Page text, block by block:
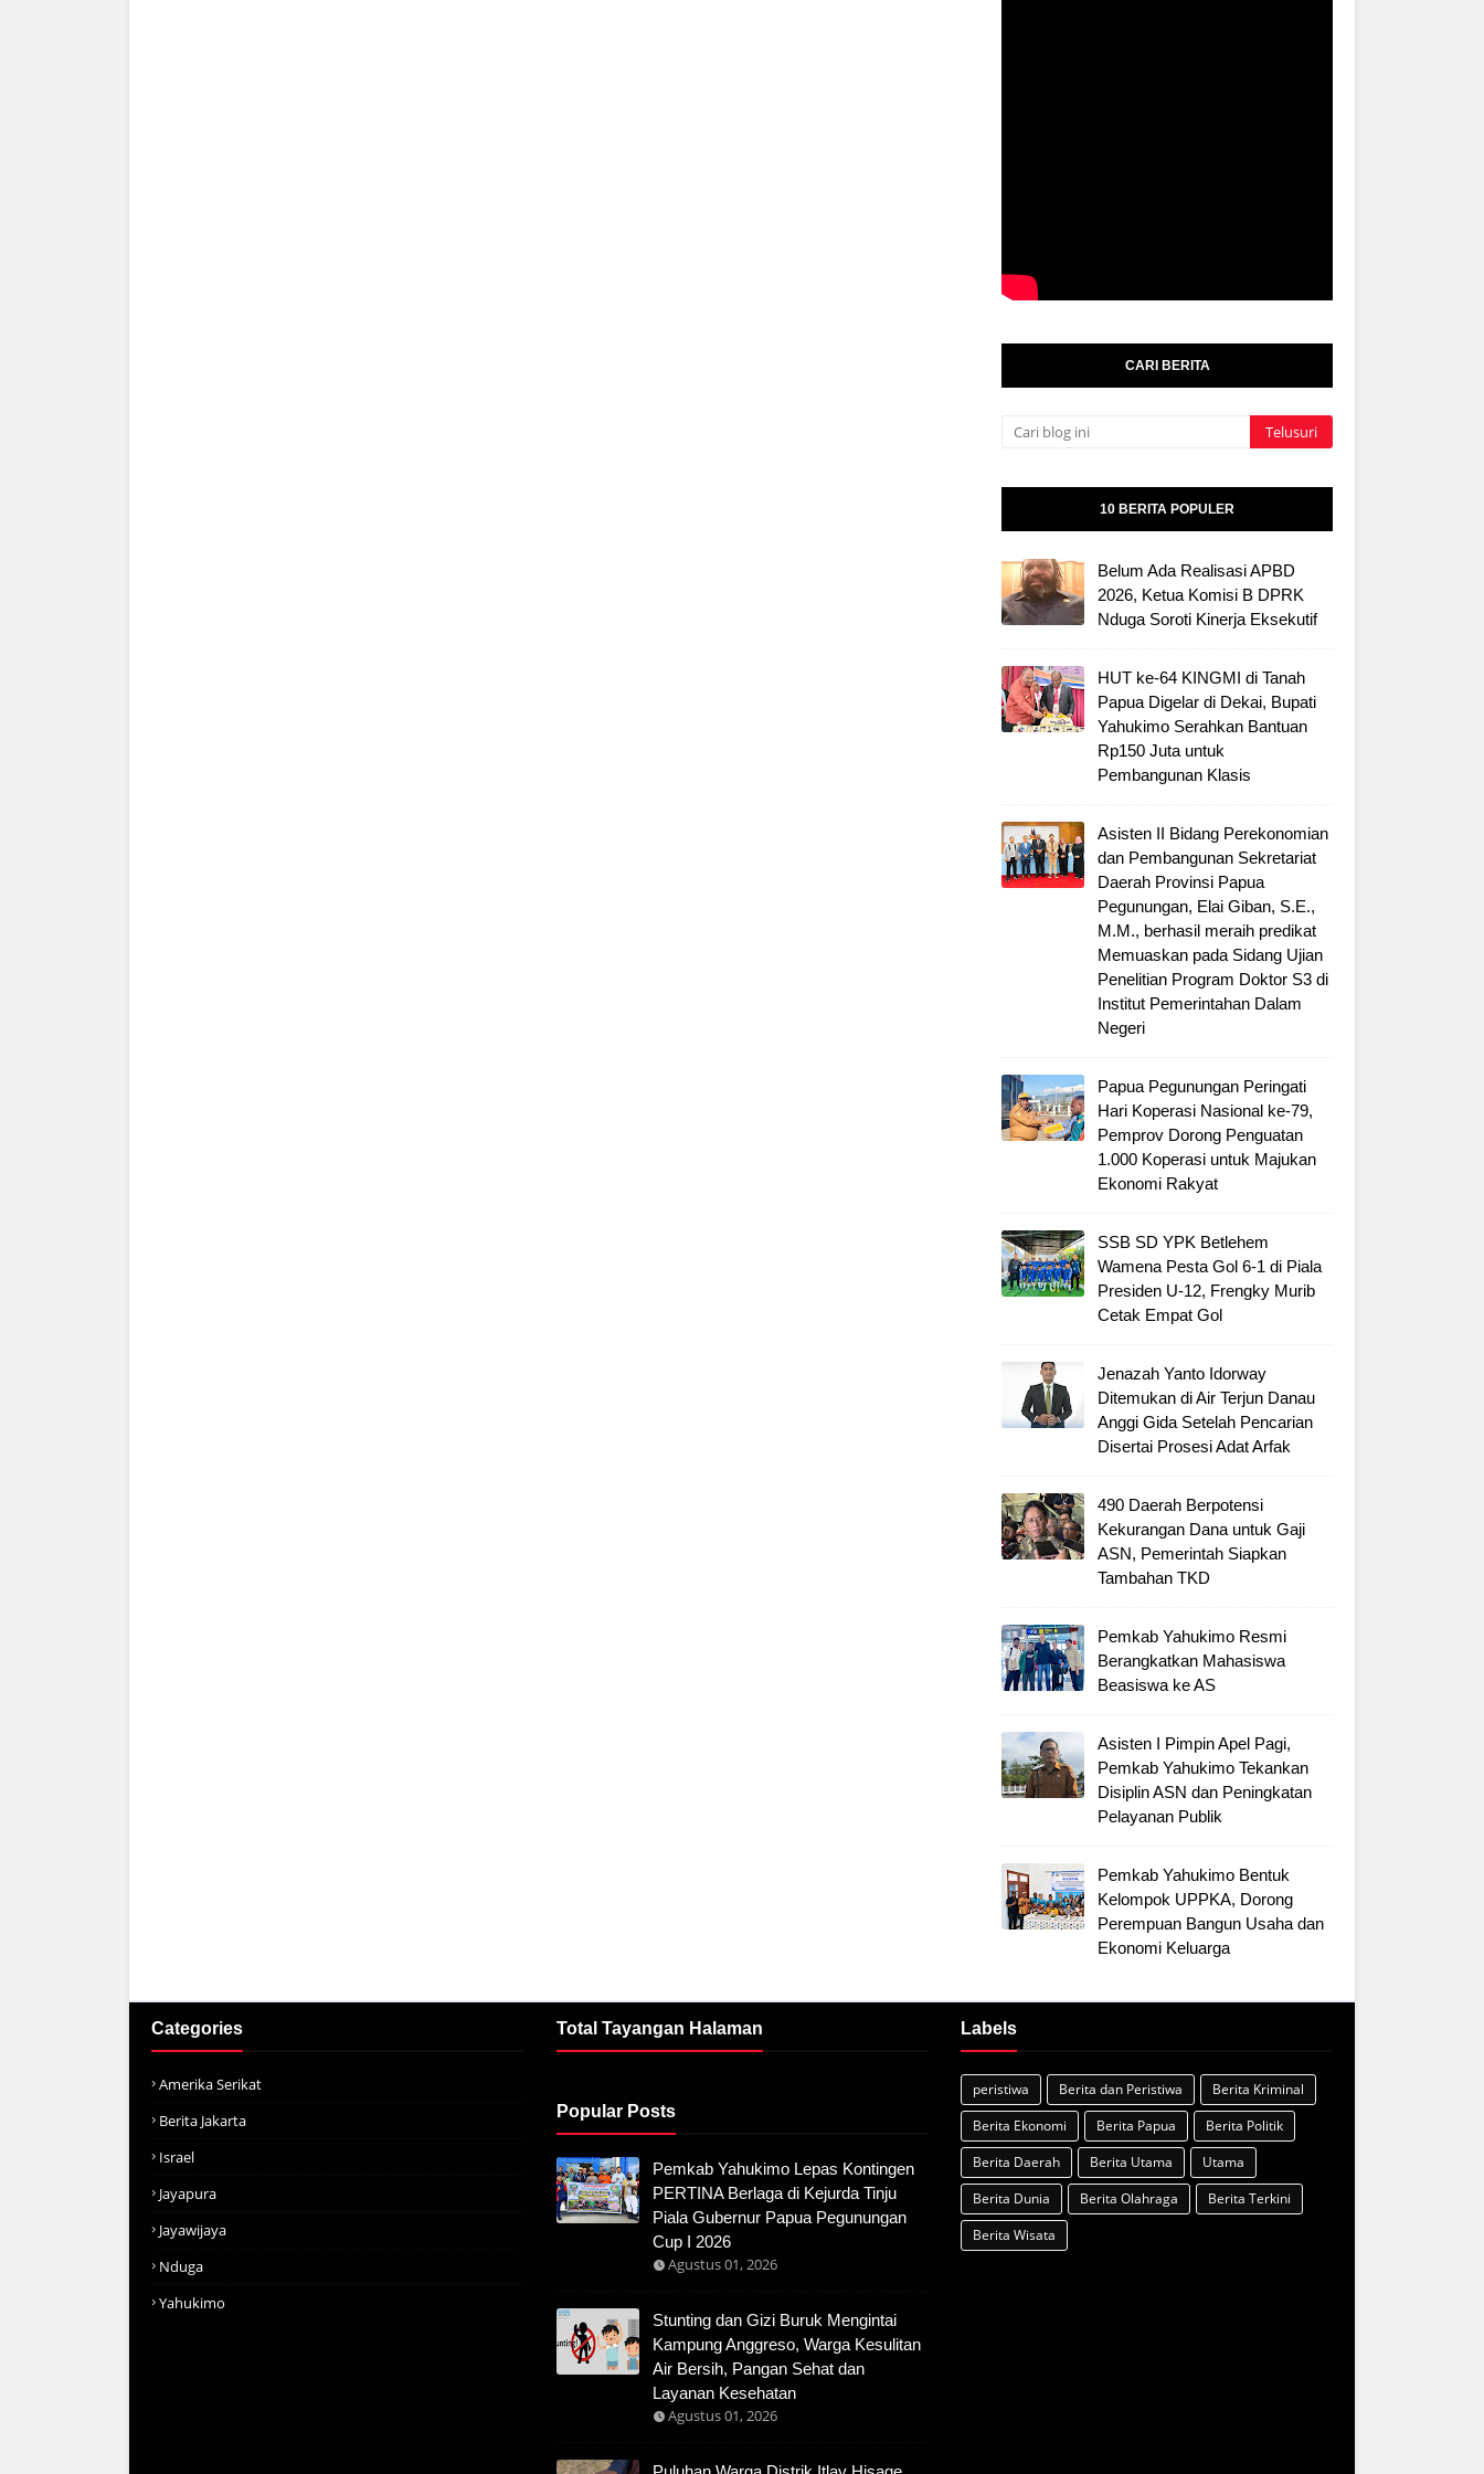
CARI BERITA
10 BERITA POPULER
Belum Ada Realisasi APBD
2026, Ketua Komisi B DPRK
Nduga Soroti Kinerja Eksekutif
HUT ke-64 KINGMI di Tanah
Papua Digelar di Dekai, Bupati
Yahukimo Serahkan Bantuan
Rp150 Juta untuk
Pembangunan Klasis
Asisten II Bidang Perekonomian
dan Pembangunan Sekretariat
Daerah Provinsi Papua
Pegunungan, Elai Giban, S.E.,
M.M., berhasil meraih predikat
Memuaskan pada Sidang Ujian
Penelitian Program Doktor S3 di
Institut Pemerintahan Dalam
Negeri
Papua Pegunungan Peringati
Hari Koperasi Nasional ke-79,
Pemprov Dorong Penguatan
1.000 Koperasi untuk Majukan
Ekonomi Rakyat
SSB SD YPK Betlehem
Wamena Pesta Gol 6-1 di Piala
Presiden U-12, Frengky Murib
Cetak Empat Gol
Jenazah Yanto Idorway
Ditemukan di Air Terjun Danau
Anggi Gida Setelah Pencarian
Disertai Prosesi Adat Arfak
490 Daerah Berpotensi
Kekurangan Dana untuk Gaji
ASN, Pemerintah Siapkan
Tambahan TKD
Pemkab Yahukimo Resmi
Berangkatkan Mahasiswa
Beasiswa ke AS
Asisten I Pimpin Apel Pagi,
Pemkab Yahukimo Tekankan
Disiplin ASN dan Peningkatan
Pelayanan Publik
Pemkab Yahukimo Bentuk
Kelompok UPPKA, Dorong
Perempuan Bangun Usaha dan
Ekonomi Keluarga
Categories
Amerika Serikat
Berita Jakarta
Israel
Jayapura
Jayawijaya
Nduga
Yahukimo
Total Tayangan Halaman
Popular Posts
Pemkab Yahukimo Lepas Kontingen
PERTINA Berlaga di Kejurda Tinju
Piala Gubernur Papua Pegunungan
Cup I 2026
Agustus 01, 2026
Stunting dan Gizi Buruk Mengintai
Kampung Anggreso, Warga Kesulitan
Air Bersih, Pangan Sehat dan
Layanan Kesehatan
Agustus 01, 2026
Labels
peristiwa Berita dan Peristiwa
Berita Kriminal
Berita Ekonomi
Berita Papua
Berita Politik
Berita Daerah
Berita Utama
Utama
Berita Dunia
Berita Olahraga
Berita Terkini
Berita Wisata